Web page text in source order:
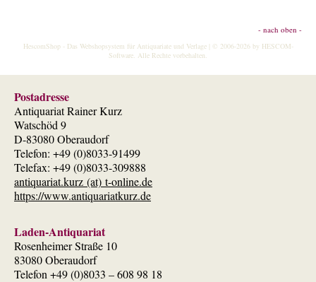
- nach oben -
HescomShop- Das Webshopsystem für Antiquariate und Verlage | © 2006-2026 by HESCOM-
Software. Alle Rechte vorbehalten.
Postadresse
Antiquariat Rainer Kurz
Watschöd 9
D-83080 Oberaudorf
Telefon: +49 (0)8033-91499
Telefax: +49 (0)8033-309888
antiquariat.kurz (at) t-online.de
https://www.antiquariatkurz.de
Laden-Antiquariat
Rosenheimer Straße 10
83080 Oberaudorf
Telefon +49 (0)8033 – 608 98 18